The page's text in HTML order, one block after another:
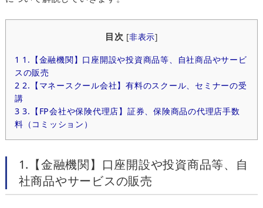
目次 [非表示]
1 1.【金融機関】口座開設や投資商品等、自社商品やサービ
スの販売
2 2.【マネースクール会社】有料のスクール、セミナーの受
講
3 3.【FP会社や保険代理店】証券、保険商品の代理店手数
料（コミッション）
1.【金融機関】口座開設や投資商品等、自
社商品やサービスの販売